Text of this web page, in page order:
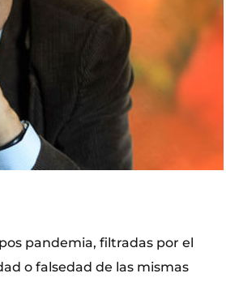
pandemia, filtradas por el
o falsedad de las mismas